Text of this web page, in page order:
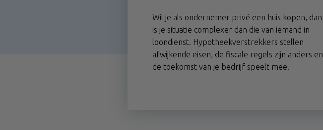
Wil je als ondernemer privé een huis kopen, dan
is je situatie complexer dan die van iemand in
loondienst. Hypotheekverstrekkers stellen
afwijkende eisen, de fiscale regels zijn anders en
de toekomst van je bedrijf speelt mee.